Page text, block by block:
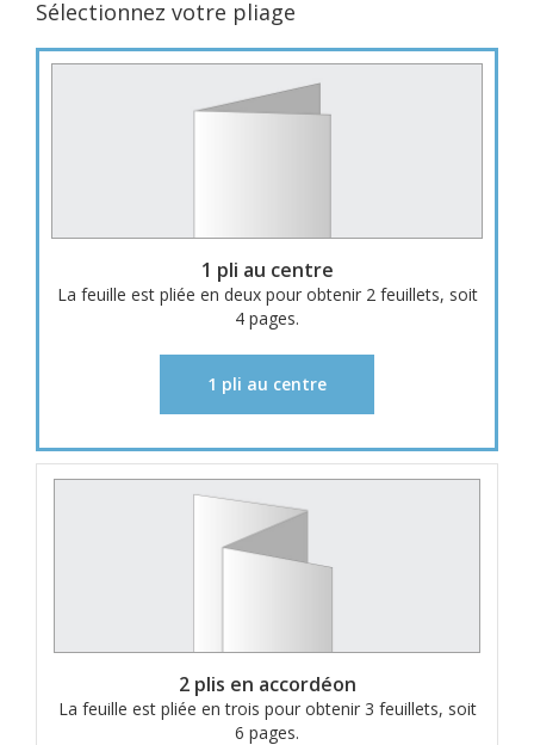
Sélectionnez votre pliage
1 pli au centre
La feuille est pliée en deux pour obtenir 2 feuillets, soit
4 pages.
1 pli au centre
2 plis en accordéon
La feuille est pliée en trois pour obtenir 3 feuillets, soit
6 pages.